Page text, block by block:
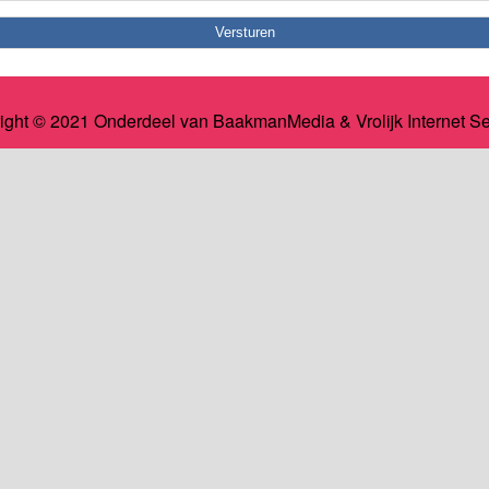
© 2021 Onderdeel van BaakmanMedia& Vrolijk Internet